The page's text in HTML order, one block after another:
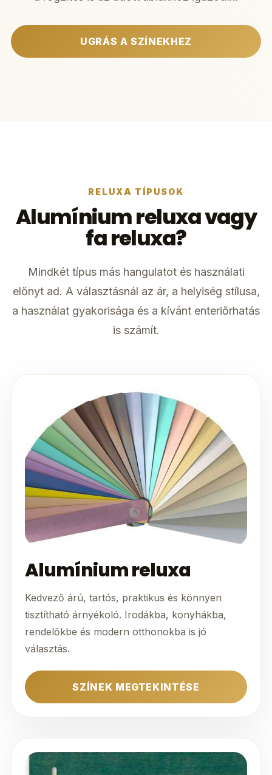
UGRÁS A SZÍNEKHEZ
RELUXA TÍPUSOK
Alumínium reluxa vagy
fa reluxa?
Mindkét típus más hangulatot és használati
előnyt ad. A választásnál az ár, a helyiség stílusa,
a használat gyakorisága és a kívánt enteriőrhatás
is számít.
Alumínium reluxa
Kedvező árú, tartós, praktikus és könnyen
tisztítható árnyékoló. Irodákba, konyhákba,
rendelőkbe és modern otthonokba is jó
választás.
SZÍNEK MEGTEKINTÉSE